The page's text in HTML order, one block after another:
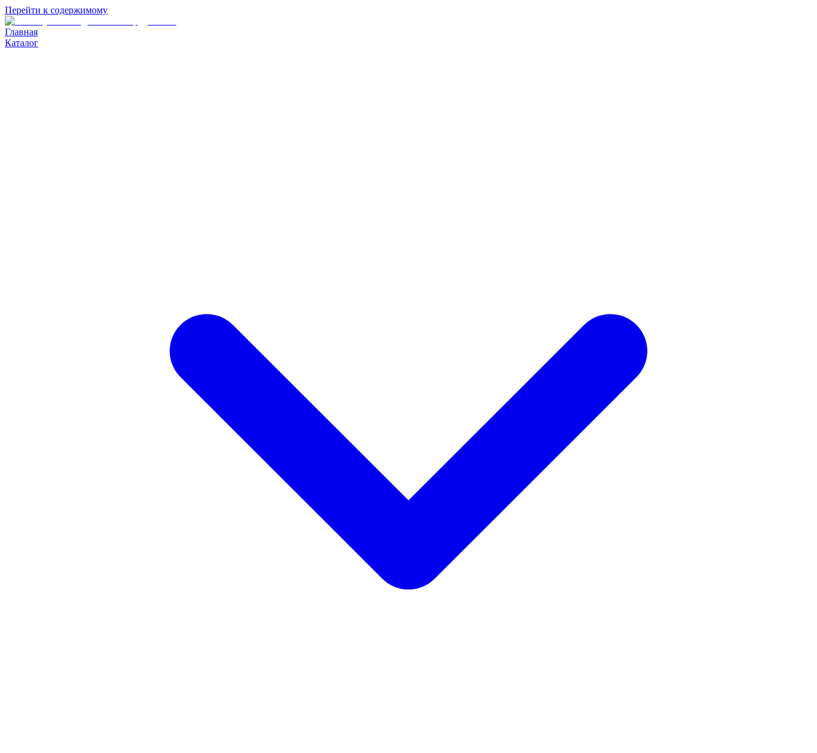
Перейти к содержимому
Главная
Каталог